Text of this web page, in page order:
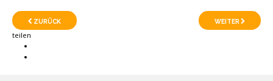
ZURÜCK WEITER
teilen